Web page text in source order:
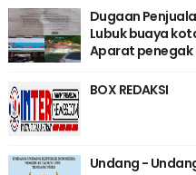
Dugaan
Lubuk buaya
Aparat penegak
BOX REDAKSI
Undang -